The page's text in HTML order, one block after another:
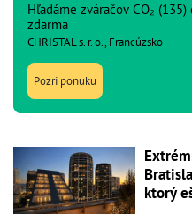
Hľadáme zváračov CO₂
zdarma
CHRISTAL s. r. o., Francúzsko
Pozri ponuku
ktorý